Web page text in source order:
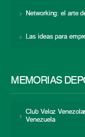
Networking: el arte
Las ideas para
MEMORIAS
Club Veloz
Venezuela